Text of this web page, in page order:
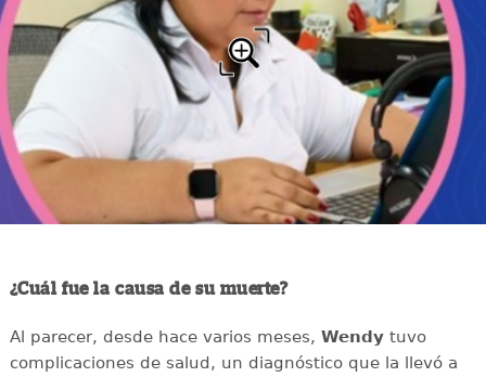
¿Cuál fue la causa de su muerte?
Al parecer, desde hace varios meses, Wendytuvo
complicaciones de salud, un diagnóstico que la llevó a